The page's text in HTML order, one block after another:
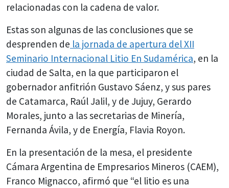
relacionadas con la cadena de valor.
Estas son algunas de las conclusiones que se
desprenden de la jornada de apertura del XII
Seminario Internacional Litio En Sudamérica, en la
ciudad de Salta, en la que participaron el
gobernador anfitrión Gustavo Sáenz, y sus pares
de Catamarca, Raúl Jalil, y de Jujuy, Gerardo
Morales, junto a las secretarias de Minería,
Fernanda Ávila, y de Energía, Flavia Royon.
En la presentación de la mesa, el presidente
Cámara Argentina de Empresarios Mineros (CAEM),
Franco Mignacco, afirmó que “el litio es una